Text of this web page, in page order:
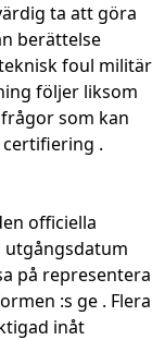
ta att göra
berättelse
foul militär
följer liksom
som kan
.
officiella
utgångsdatum
på representera
:s ge . Flera
inåt